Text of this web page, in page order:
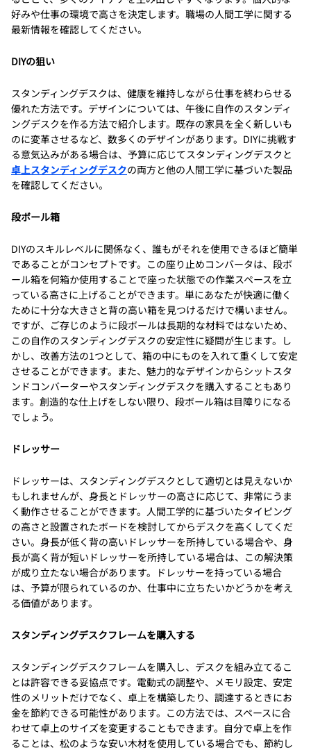
好みや仕事の環境で高さを決定します。職場の人間工学に関する
最新情報を確認してください。
DIYの狙い
スタンディングデスクは、健康を維持しながら仕事を終わらせる
優れた方法です。デザインについては、午後に自作のスタンディ
ングデスクを作る方法で紹介します。既存の家具を全く新しいも
のに変革させるなど、数多くのデザインがあります。DIYに挑戦す
る意気込みがある場合は、予算に応じてスタンディングデスクと
卓上スタンディングデスクの両方と他の人間工学に基づいた製品
を確認してください。
段ボール箱
DIYのスキルレベルに関係なく、誰もがそれを使用できるほど簡単
であることがコンセプトです。この座り止めコンバータは、段ボ
ール箱を何箱か使用することで座った状態での作業スペースを立
っている高さに上げることができます。単にあなたが快適に働く
ために十分な大きさと背の高い箱を見つけるだけで構いません。
ですが、ご存じのように段ボールは長期的な材料ではないため、
この自作のスタンディングデスクの安定性に疑問が生じます。し
かし、改善方法の1つとして、箱の中にものを入れて重くして安定
させることができます。また、魅力的なデザインからシットスタ
ンドコンバーターやスタンディングデスクを購入することもあり
ます。創造的な仕上げをしない限り、段ボール箱は目障りになる
でしょう。
ドレッサー
ドレッサーは、スタンディングデスクとして適切とは見えないか
もしれませんが、身長とドレッサーの高さに応じて、非常にうま
く動作させることができます。人間工学的に基づいたタイピング
の高さと設置されたボードを検討してからデスクを高くしてくだ
さい。身長が低く背の高いドレッサーを所持している場合や、身
長が高く背が短いドレッサーを所持している場合は、この解決策
が成り立たない場合があります。ドレッサーを持っている場合
は、予算が限られているのか、仕事中に立ちたいかどうかを考え
る価値があります。
スタンディングデスクフレームを購入する
スタンディングデスクフレームを購入し、デスクを組み立てるこ
とは許容できる妥協点です。電動式の調整や、メモリ設定、安定
性のメリットだけでなく、卓上を構築したり、調達するときにお
金を節約できる可能性があります。この方法では、スペースに合
わせて卓上のサイズを変更することもできます。自分で卓上を作
ることは、松のような安い木材を使用している場合でも、節約し